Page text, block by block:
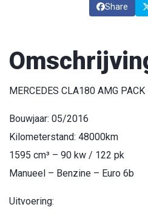
Share
MERCEDES CLA180 AMG
Bouwjaar: 05/2016
Kilometerstand: 48000km
1595 cm³ – 90 kw / 122 pk
Manueel – Benzine – Euro 6b
Uitvoering: